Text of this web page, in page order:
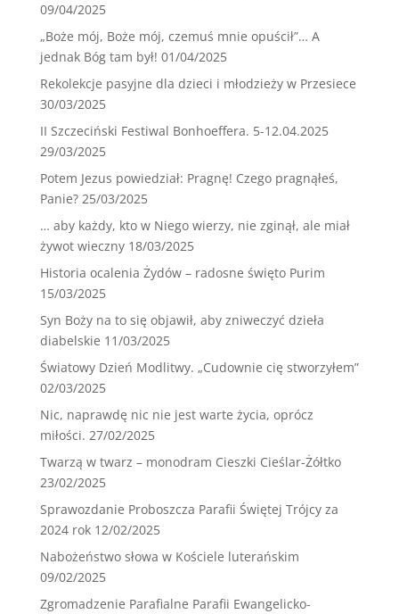
09/04/2025
„Boże mój, Boże mój, czemuś mnie opuścił”… A
jednak Bóg tam był! 01/04/2025
Rekolekcje pasyjne dla dzieci i młodzieży w Przesiece
30/03/2025
II Szczeciński Festiwal Bonhoeffera. 5-12.04.2025
29/03/2025
Potem Jezus powiedział: Pragnę! Czego pragnąłeś,
Panie? 25/03/2025
… aby każdy, kto w Niego wierzy, nie zginął, ale miał
żywot wieczny 18/03/2025
Historia ocalenia Żydów – radosne święto Purim
15/03/2025
Syn Boży na to się objawił, aby zniweczyć dzieła
diabelskie 11/03/2025
Światowy Dzień Modlitwy. „Cudownie cię stworzyłem”
02/03/2025
Nic, naprawdę nic nie jest warte życia, oprócz
miłości. 27/02/2025
Twarzą w twarz – monodram Cieszki Cieślar-Żółtko
23/02/2025
Sprawozdanie Proboszcza Parafii Świętej Trójcy za
2024 rok 12/02/2025
Nabożeństwo słowa w Kościele luterańskim
09/02/2025
Zgromadzenie Parafialne Parafii Ewangelicko-